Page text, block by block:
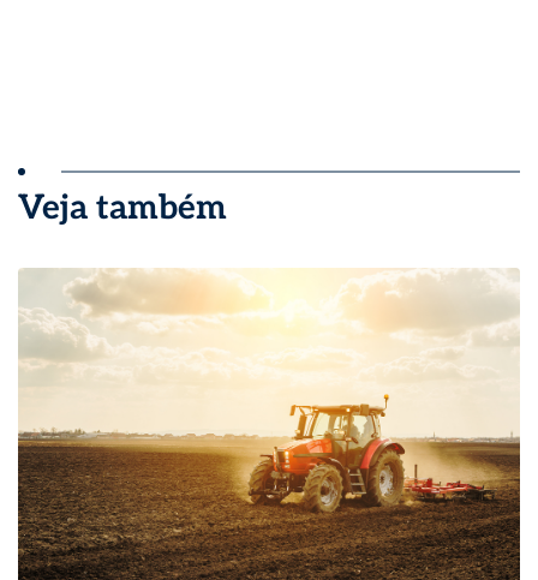
Veja também